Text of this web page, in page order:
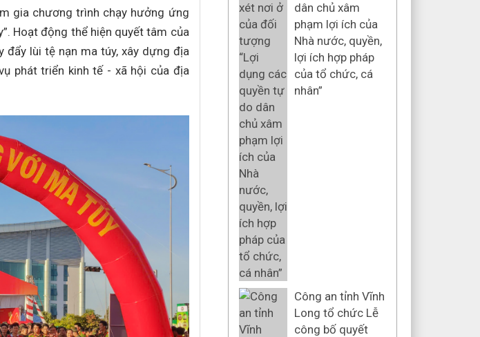
gia chương trình chạy hưởng ứng
Hoạt động thể hiện quyết tâm của
đẩy lùi tệ nạn ma túy, xây dựng địa
phát triển kinh tế - xã hội của địa
dân chủ xâm
phạm lợi ích của
Nhà nước, quyền,
lợi ích hợp pháp
của tổ chức, cá
nhân”
Công an tỉnh Vĩnh
Long tổ chức Lễ
công bố quyết